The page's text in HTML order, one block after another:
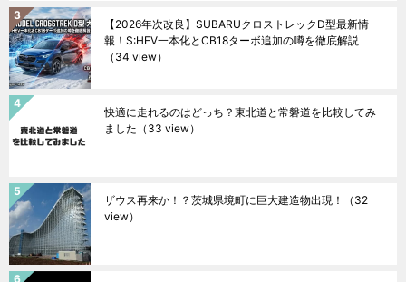
【2026年次改良】SUBARUクロストレックD型最新情
報！S:HEV一本化とCB18ターボ追加の噂を徹底解説
（34 view）
快適に走れるのはどっち？東北道と常磐道を比較してみ
ました （33 view）
ザウス再来か！？茨城県境町に巨大建造物出現！
（32
view）